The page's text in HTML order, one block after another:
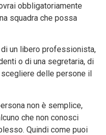
obbligatoriamente
squadra che possa
un libero professionista,
o di una segretaria, di
delle persone il
non è semplice,
che non conosci
Quindi come puoi